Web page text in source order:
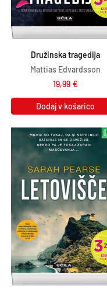
Družinska tragedija
Mattias Edvardsson
19,99 €
Dodaj v košarico